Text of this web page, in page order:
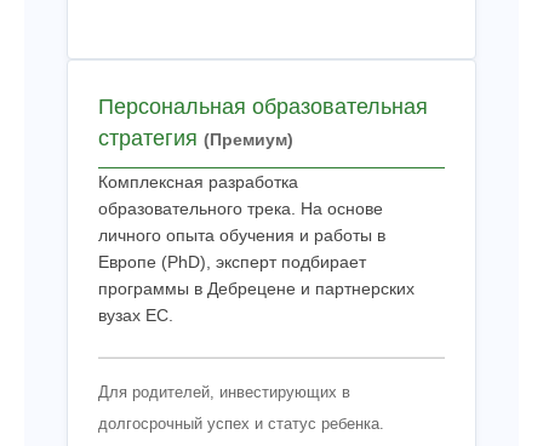
Персональная образовательная
стратегия (Премиум)
Комплексная разработка
образовательного трека. На основе
личного опыта обучения и работы в
Европе (PhD), эксперт подбирает
программы в Дебрецене и партнерских
вузах ЕС.
Для родителей, инвестирующих в
долгосрочный успех и статус ребенка.